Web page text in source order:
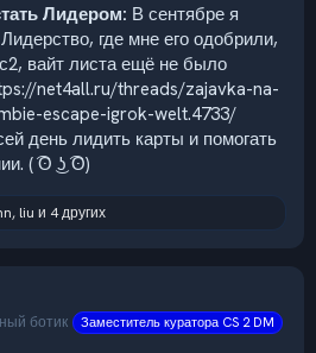
Лидером: В сентябре я
где мне его одобрили,
вайт листа ещё не было
net4all.ru/threads/zajavka-na-
escape-igrok-welt.4733/
день лидить карты и помогать
( ͡ʘ ͜ʖ ͡ʘ)
, liu и 4 других
ботик
Заместитель куратора CS 2 DM